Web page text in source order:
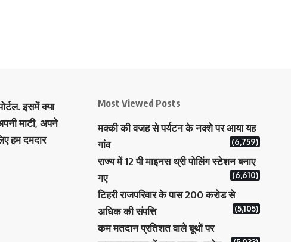
इसमें क्या
माटी, अपने
हम दमदार
Most Viewed Posts
मक्‍की की वजह से पर्यटन के नक्‍शे पर आया यह
गांव
(6,759)
राज्य में 12 पी माइनस थ्री पोलिंग स्टेशन बनाए
गए
(6,610)
टिहरी राजपरिवार के पास 200 करोड से
अधिक की संपत्ति
(5,105)
कम मतदान प्रतिशत वाले बूथों पर